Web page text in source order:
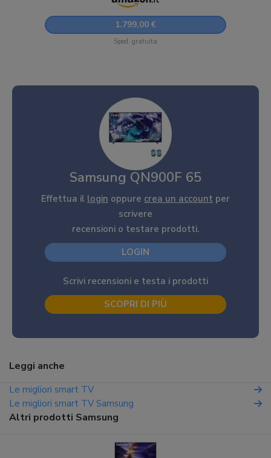
PACCHETTO INTRATTENIMENTO, 2025
1.799,00 €
Sped. gratuita
Samsung QN900F 65
Effettua il login oppure crea un account per
scrivere
recensioni o testare prodotti.
LOGIN
Scrivi recensioni e testa i prodotti
SCOPRI DI PIÙ
Leggi anche
Le migliori smart TV
Le migliori smart TV Samsung
Altri prodotti Samsung